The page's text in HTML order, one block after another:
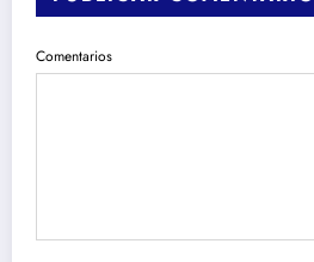
Comentarios